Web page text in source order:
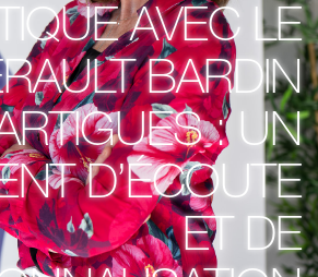
AVEC LE
BARDIN
: UN
D’ÉCOUTE
ET DE